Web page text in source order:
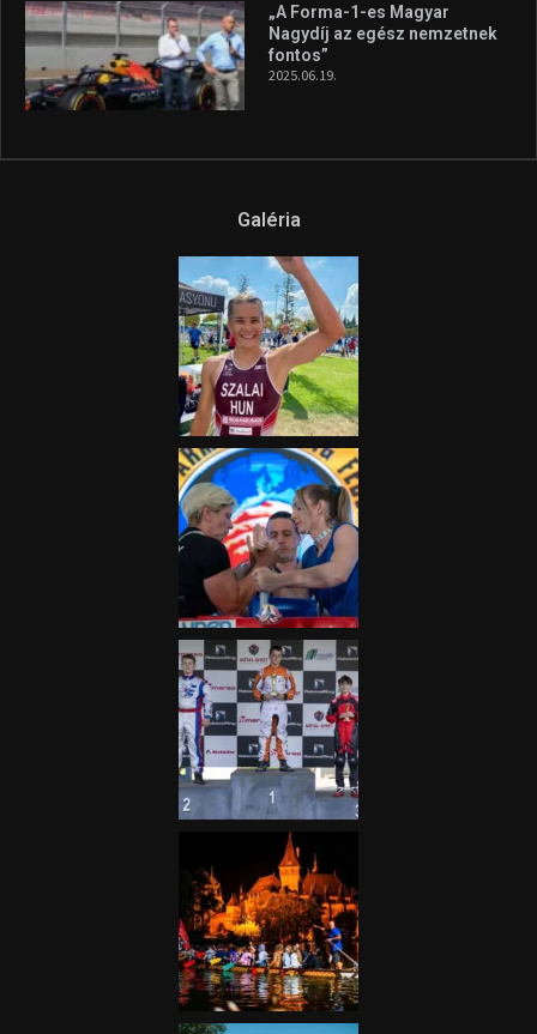
„A Forma-1-es Magyar
Nagydíj az egész nemzetnek
fontos”
2025.06.19.
Galéria